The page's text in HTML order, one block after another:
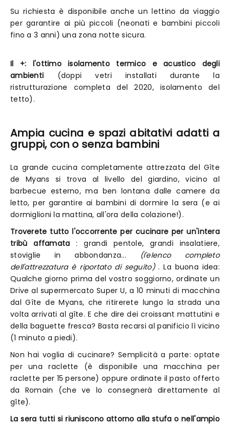
Su richiesta è disponibile anche un lettino da viaggio
per garantire ai più piccoli (neonati e bambini piccoli
fino a 3 anni) una zona notte sicura.
Il +: l'ottimo isolamento termico e acustico degli
ambienti (doppi vetri installati durante la
ristrutturazione completa del 2020, isolamento del
tetto).
Ampia cucina e spazi abitativi adatti a
gruppi, con o senza bambini
La grande cucina completamente attrezzata del Gîte
de Myans si trova al livello del giardino, vicino al
barbecue esterno, ma ben lontana dalle camere da
letto, per garantire ai bambini di dormire la sera (e ai
dormiglioni la mattina, all'ora della colazione!).
Troverete tutto l'occorrente per cucinare per un'intera
tribù affamata : grandi pentole, grandi insalatiere,
stoviglie in abbondanza...
(l'elenco completo
dell'attrezzatura è riportato di seguito). La buona idea:
Qualche giorno prima del vostro soggiorno, ordinate un
Drive al supermercato Super U, a 10 minuti di macchina
dal Gîte de Myans, che ritirerete lungo la strada una
volta arrivati al gîte. E che dire dei croissant mattutini e
della baguette fresca? Basta recarsi al panificio lì vicino
(1 minuto a piedi).
Non hai voglia di cucinare? Semplicità a parte: optate
per una raclette (è disponibile una macchina per
raclette per 15 persone) oppure ordinate il pasto offerto
da Romain (che ve lo consegnerà direttamente al
gîte).
La sera tutti si riuniscono attorno alla stufa o nell'ampio